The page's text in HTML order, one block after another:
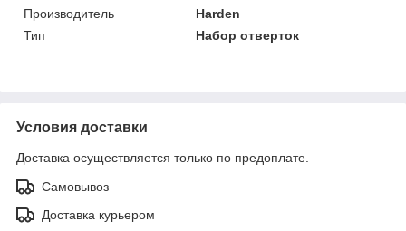
Производитель
Harden
Тип
Набор отверток
Условия доставки
Доставка осуществляется только по предоплате.
Самовывоз
Доставка курьером